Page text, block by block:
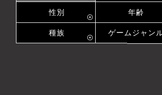
性別 年齢
種族 ゲームジャン